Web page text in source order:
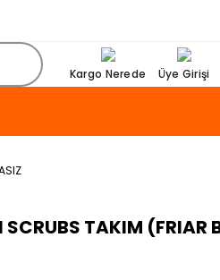
Kargo Nerede Üye Girişi
SCRUBS TAKIM (FRIAR